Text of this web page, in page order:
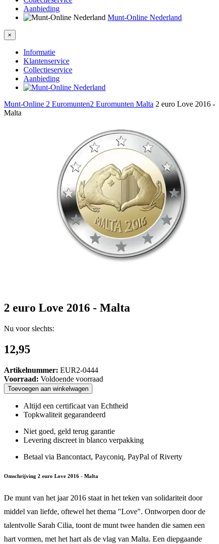
Aanbieding
Munt-Online Nederland
×
Informatie
Klantenservice
Collectieservice
Aanbieding
Munt-Online 2 Euromunten2 Euromunten Malta 2 euro Love 2016 -
Malta
2 euro Love 2016 - Malta
Nu voor slechts:
12,95
Artikelnummer: EUR2-0444
Voorraad: Voldoende voorraad
Toevoegen aan winkelwagen
Altijd een certificaat van Echtheid
Topkwaliteit gegarandeerd
Niet goed, geld terug garantie
Levering discreet in blanco verpakking
Betaal via Bancontact, Payconiq, PayPal of Riverty
Omschrijving 2 euro Love 2016 - Malta
De munt van het jaar 2016 staat in het teken van solidariteit door
middel van liefde, oftewel het thema "Love". Ontworpen door de
talentvolle Sarah Cilia, toont de munt twee handen die samen een
hart vormen, met het hart als de vlag van Malta. Een diepgaande